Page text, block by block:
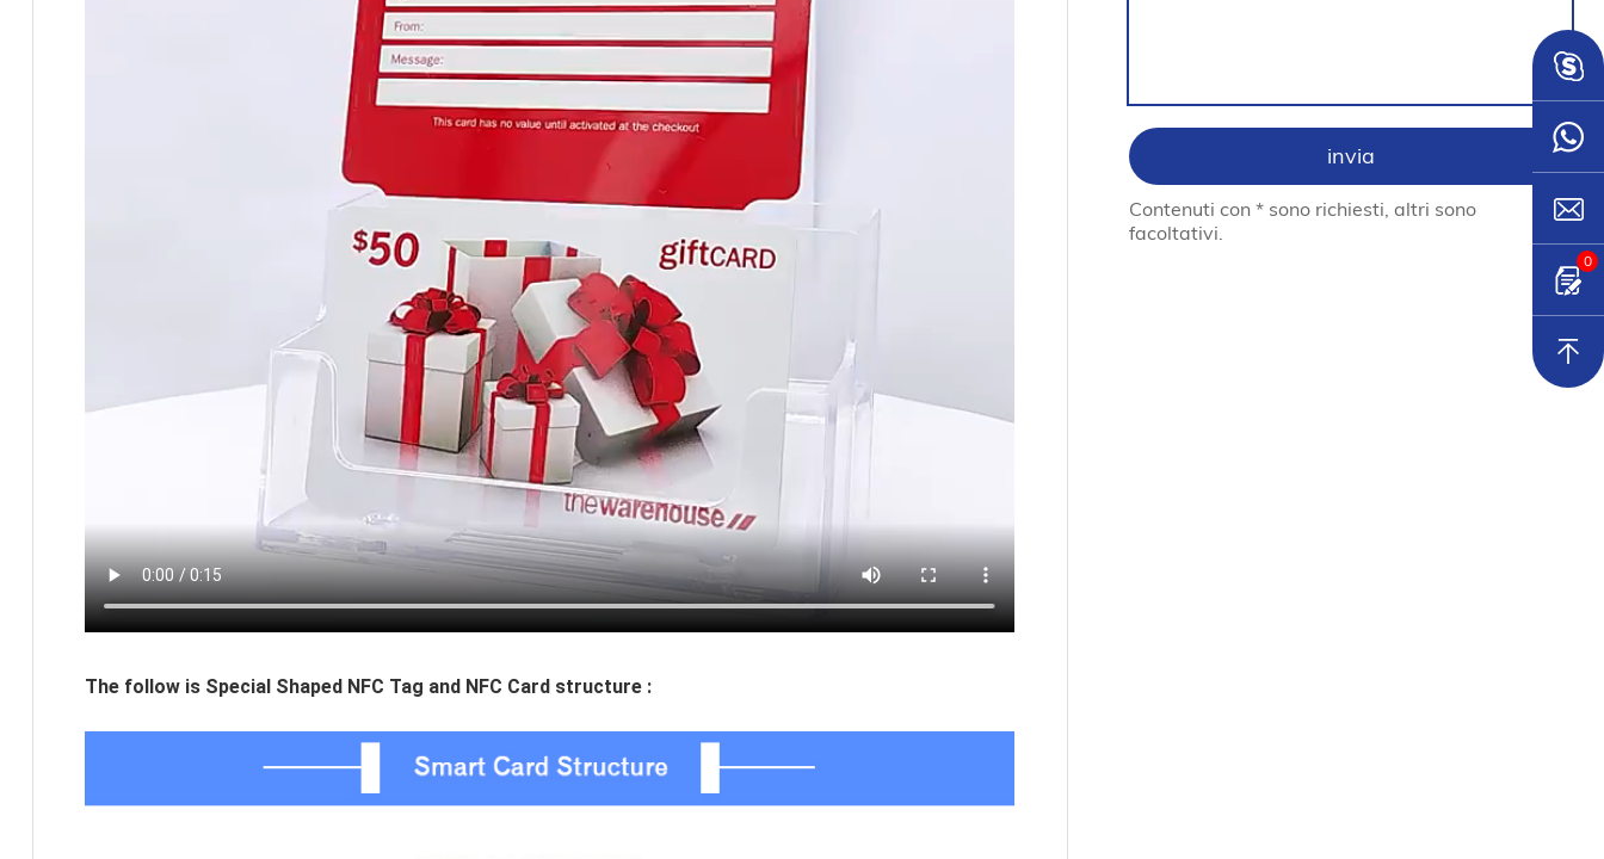
Contenuti con * sono richiesti, altri sono
facoltativi.
The follow is Special Shaped NFC Tag and NFC Card structure :
0